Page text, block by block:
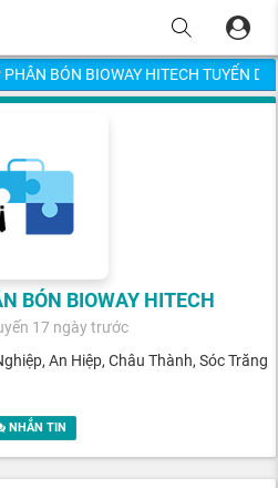
PHÂN BÓN BIOWAY HITECH TUYỂN
BÓN BIOWAY HITECH
17 ngày trước
An Hiệp, Châu Thành, Sóc Trăng
NHẮN TIN